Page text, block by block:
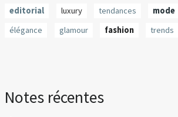
editorial luxury tendances mode
élégance
glamour fashion trends
Notes récentes